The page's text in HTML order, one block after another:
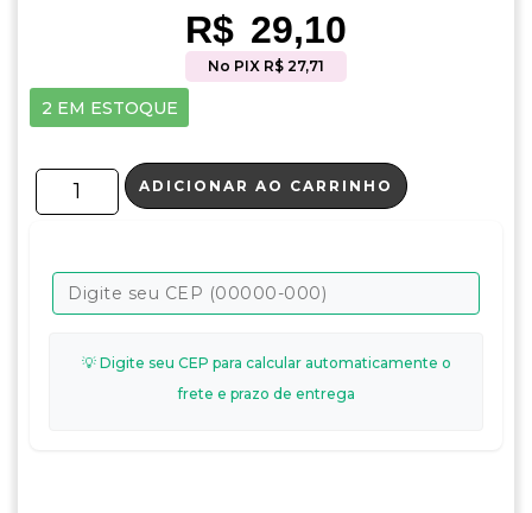
R$ 29,10
No PIX R$ 27,71
2 EM ESTOQUE
ADICIONAR AO CARRINHO
💡 Digite seu CEP para calcular automaticamente o
frete e prazo de entrega